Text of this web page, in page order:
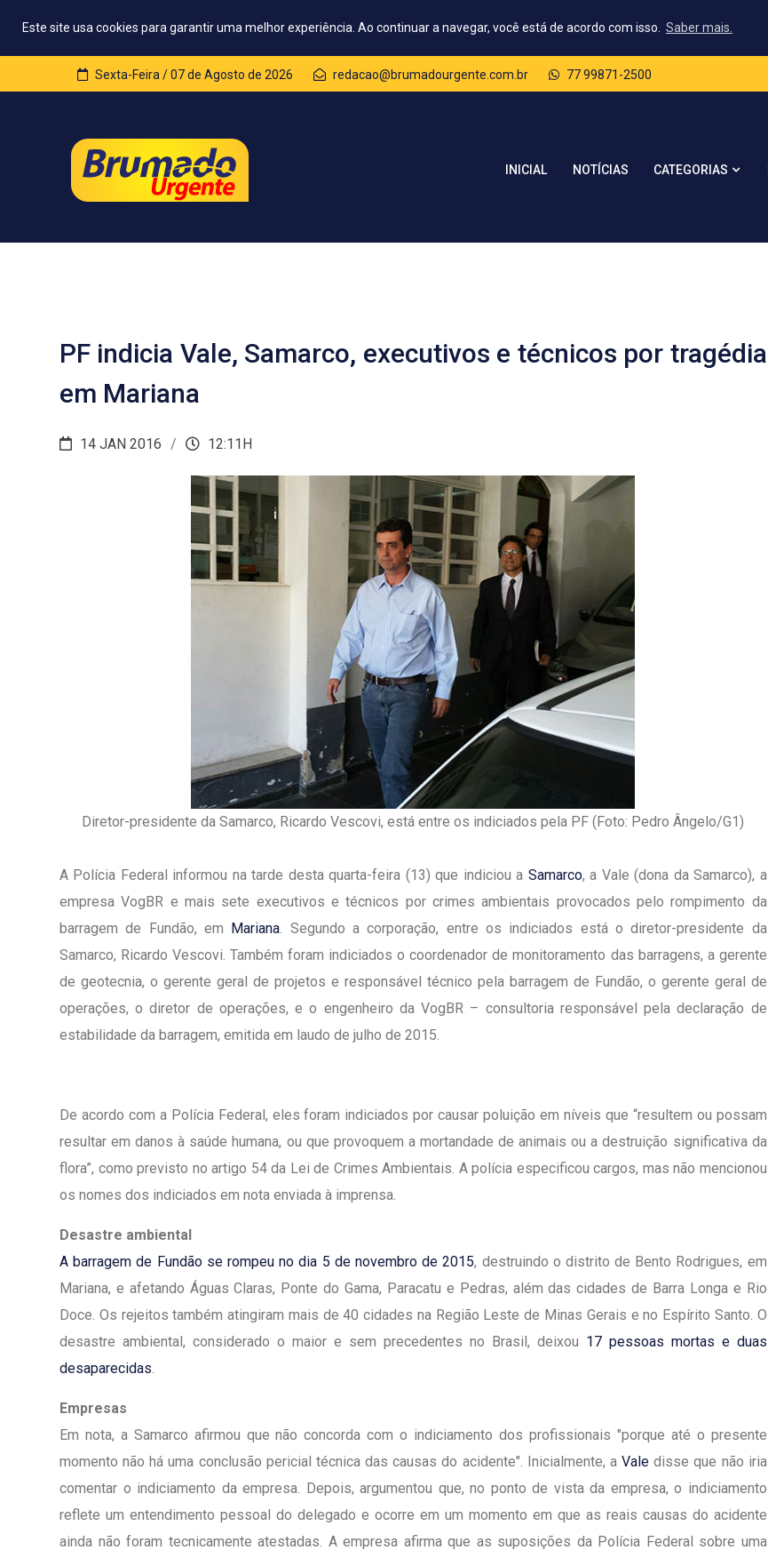
Este site usa cookies para garantir uma melhor experiência. Ao continuar a navegar, você está de acordo com isso. Saber mais.
Sexta-Feira / 07 de Agosto de 2026 redacao@brumadourgente.com.br 77 99871-2500
INICIAL NOTÍCIAS CATEGORIAS
PF indicia Vale, Samarco, executivos e técnicos por tragédia
em Mariana
14 JAN 2016 12:11H
Diretor-presidente da Samarco, Ricardo Vescovi, está entre os indiciados pela PF (Foto: Pedro Ângelo/G1)
A Polícia Federal informou na tarde desta quarta-feira (13) que indiciou a Samarco, a Vale (dona da Samarco), a
empresa VogBR e mais sete executivos e técnicos por crimes ambientais provocados pelo rompimento da
barragem de Fundão, em Mariana . Segundo a corporação, entre os indiciados está o diretor-presidente da
Samarco, Ricardo Vescovi. Também foram indiciados o coordenador de monitoramento das barragens, a gerente
de geotecnia, o gerente geral de projetos e responsável técnico pela barragem de Fundão, o gerente geral de
operações, o diretor de operações, e o engenheiro da VogBR – consultoria responsável pela declaração de
estabilidade da barragem, emitida em laudo de julho de 2015.
De acordo com a Polícia Federal, eles foram indiciados por causar poluição em níveis que “resultem ou possam
resultar em danos à saúde humana, ou que provoquem a mortandade de animais ou a destruição significativa da
flora”, como previsto no artigo 54 da Lei de Crimes Ambientais. A polícia especificou cargos, mas não mencionou
os nomes dos indiciados em nota enviada à imprensa.
Desastre ambiental
A barragem de Fundão se rompeu no dia 5 de novembro de 2015, destruindo o distrito de Bento Rodrigues, em
Mariana, e afetando Águas Claras, Ponte do Gama, Paracatu e Pedras, além das cidades de Barra Longa e Rio
Doce. Os rejeitos também atingiram mais de 40 cidades na Região Leste de Minas Gerais e no Espírito Santo. O
desastre ambiental, considerado o maior e sem precedentes no Brasil, deixou 17 pessoas mortas e duas
desaparecidas
Empresas
Em nota, a Samarco afirmou que não concorda com o indiciamento dos profissionais "porque até o presente
momento não há uma conclusão pericial técnica das causas do acidente". Inicialmente, aVale disse que não iria
comentar o indiciamento da empresa. Depois, argumentou que, no ponto de vista da empresa, o indiciamento
reflete um entendimento pessoal do delegado e ocorre em um momento em que as reais causas do acidente
ainda não foram tecnicamente atestadas. A empresa afirma que as suposições da Polícia Federal sobre uma
1º Dia - São Pedro Do Bairro Olhos
Inauguração Da Franquia HINODE
CENTER Em Brumado